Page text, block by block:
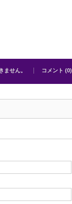
ません。 コメント (0)